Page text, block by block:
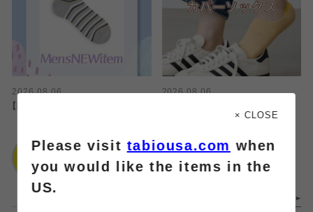
2026.08.06
【🆕】メンズアイテム
靴下屋
2026.08.06
靴下屋
× CLOSE
Please visittabiousa.com when
you would like the items in the
US.